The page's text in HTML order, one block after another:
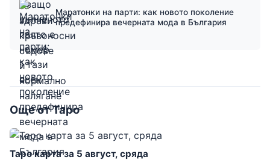
Маратонки на парти: как новото поколение
предефинира вечерната мода в България
Още от Таро
Таро карта за 5 август, сряда